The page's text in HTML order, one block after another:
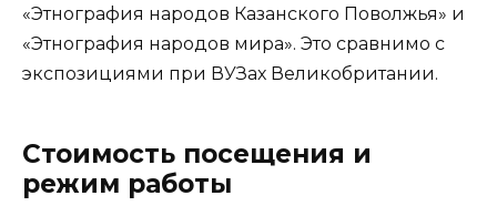
«Этнография народов Казанского Поволжья» и
«Этнография народов мира». Это сравнимо с
экспозициями при ВУЗах Великобритании.
Стоимость посещения и
режим работы